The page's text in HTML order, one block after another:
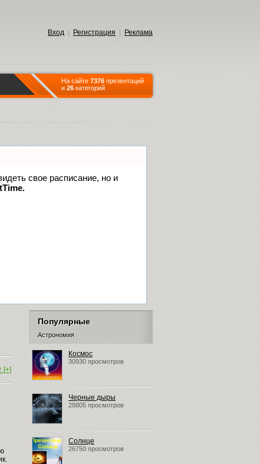
Вход Регистрация Реклама
На сайте 7376 презентаций
и 26 категорий
свое расписание, но и
[+]
Популярные
Астрономия
Космос
30930 просмотров
Черные дыры
28805 просмотров
Солнце
26750 просмотров